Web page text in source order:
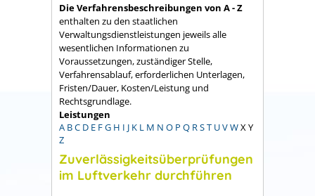
Die Verfahrensbeschreibungen von A - Z
enthalten zu den staatlichen
Verwaltungsdienstleistungen jeweils alle
wesentlichen Informationen zu
Voraussetzungen, zuständiger Stelle,
Verfahrensablauf, erforderlichen Unterlagen,
Fristen/Dauer, Kosten/Leistung und
Rechtsgrundlage.
Leistungen
A BC D E FG H I J K L M N O P Q RST UVWX Y
Z
Zuverlässigkeitsüberprüfungen
im Luftverkehr durchführen